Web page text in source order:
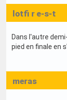
lotfi r e-s-t
Dans l'autre
pied en finale en
meras